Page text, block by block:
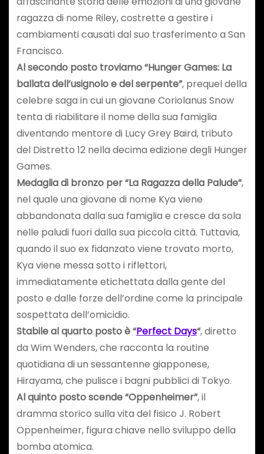
ragazza di nome Riley, costrette a gestire i
cambiamenti causati dal suo trasferimento a San
Francisco.
Al secondo posto troviamo “Hunger Games: La
ballata dell’usignolo e del serpente”, prequel della
celebre saga in cui un giovane Coriolanus Snow
tenta di riabilitare il nome della sua famiglia
diventando mentore di Lucy Grey Baird, tributo
del Distretto 12 nella decima edizione degli Hunger
Games.
Medaglia di bronzo per “La Ragazza della Palude”,
nel quale una giovane di nome Kya viene
abbandonata dalla sua famiglia e cresce da sola
nelle paludi fuori dalla sua piccola città. Tuttavia,
quando il suo ex fidanzato viene trovato morto,
Kya viene messa sotto i riflettori,
immediatamente etichettata dalla gente del
posto e dalle forze dell’ordine come la principale
sospettata dell’omicidio.
Stabile al quarto posto è “Perfect Days“, diretto
da Wim Wenders, che racconta la routine
quotidiana di un sessantenne giapponese,
Hirayama, che pulisce i bagni pubblici di Tokyo.
Al quinto posto scende “Oppenheimer”, il
dramma storico sulla vita del fisico J. Robert
Oppenheimer, figura chiave nello sviluppo della
bomba atomica.